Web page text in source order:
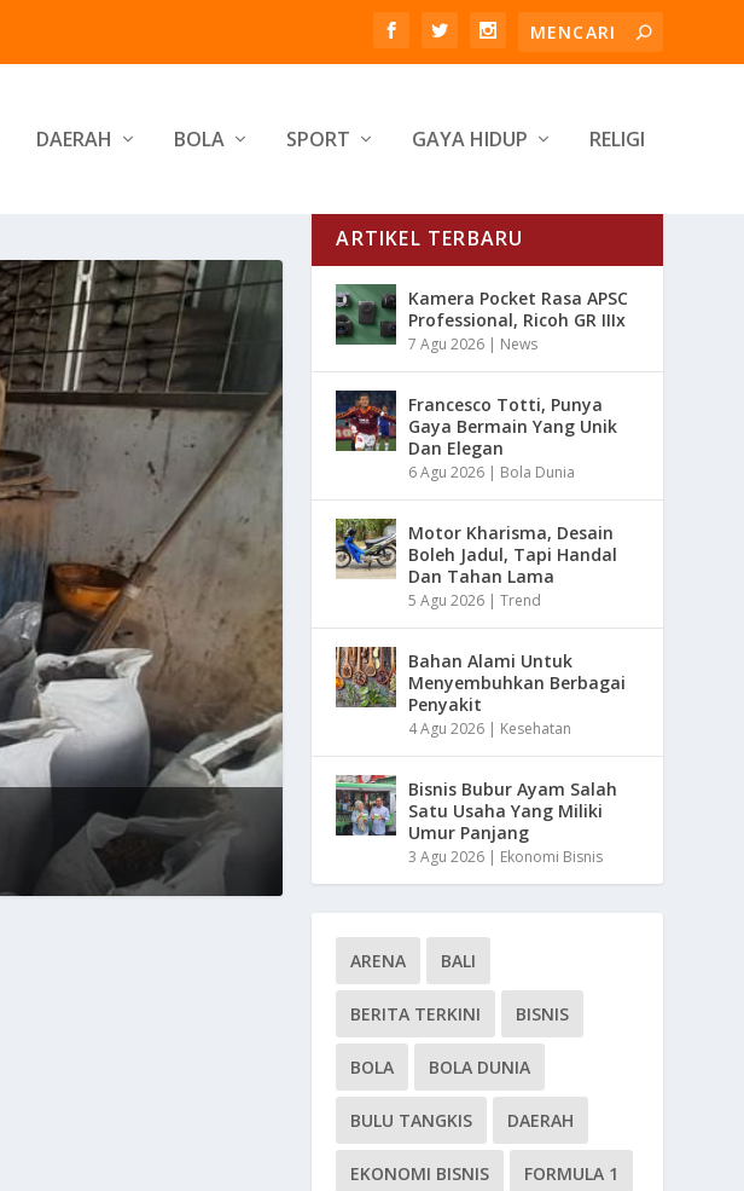
DAERAH BOLA SPORT GAYA HIDUP RELIGI
ARTIKEL TERBARU
Kamera Pocket Rasa APSC
Professional, Ricoh GR IIIx
7 Agu 2026 | News
Francesco Totti, Punya
Gaya Bermain Yang Unik
Dan Elegan
6 Agu 2026 | Bola Dunia
Motor Kharisma, Desain
Boleh Jadul, Tapi Handal
Dan Tahan Lama
5 Agu 2026 |Trend
Bahan Alami Untuk
Menyembuhkan Berbagai
Penyakit
4 Agu 2026 | Kesehatan
Bisnis Bubur Ayam Salah
Satu Usaha Yang Miliki
Umur Panjang
3 Agu 2026 | Ekonomi Bisnis
ARENA BALI
BERITA TERKINI BISNIS
BOLA BOLA DUNIA
BULU TANGKIS DAERAH
EKONOMI BISNIS FORMULA 1